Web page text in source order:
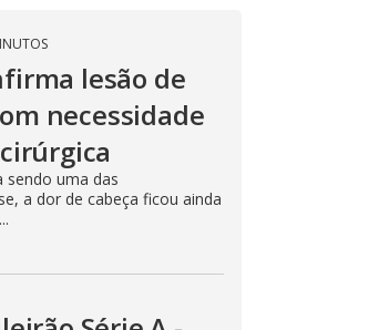
lesão de
necessidade
sendo uma das
a dor de cabeça ficou ainda